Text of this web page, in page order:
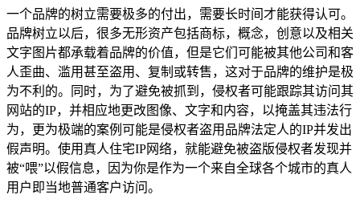
一个品牌的树立需要极多的付出，需要长时间才能获得认可。
品牌树立以后，很多无形资产包括商标，概念，创意以及相关
文字图片都承载着品牌的价值，但是它们可能被其他公司和客
人歪曲、滥用甚至盗用、复制或转售，这对于品牌的维护是极
为不利的。同时，为了避免被抓到，侵权者可能跟踪其访问其
网站的IP，并相应地更改图像、文字和内容，以掩盖其违法行
为，更为极端的案例可能是侵权者盗用品牌法定人的IP并发出
假声明。使用真人住宅IP网络，就能避免被盗版侵权者发现并
被“喂”以假信息，因为你是作为一个来自全球各个城市的真人
用户即当地普通客户访问。